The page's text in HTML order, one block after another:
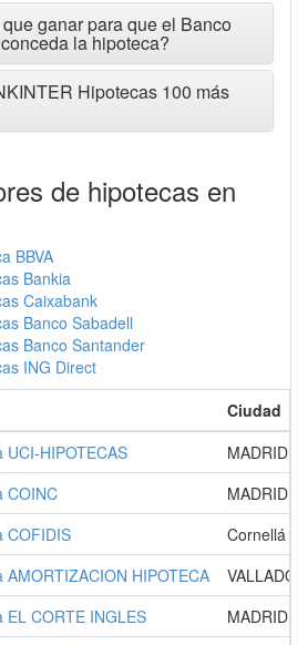
ganar para que el Banco
la hipoteca?
Hipotecas 100 más
de hipotecas en
BBVA
Bankia
Caixabank
Banco Sabadell
Banco Santander
ING Direct
Ciudad
HIPOTECAS
MADRID
COINC
MADRID
COFIDIS
Cornellá
HIPOTECA
EL CORTE INGLES
MADRID